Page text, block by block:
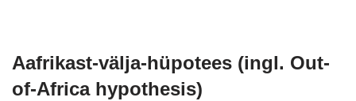
Aafrikast-välja-hüpotees (ingl. Out-
of-Africa hypothesis)